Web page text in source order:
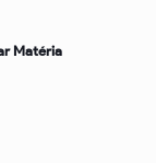
Matéria